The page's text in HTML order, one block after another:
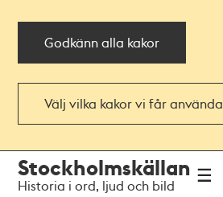
Godkänn alla kakor
Välj vilka kakor vi får använda
navigationen
huvudinnehållet
Stockholmskällan
Historia i ord, ljud och bild